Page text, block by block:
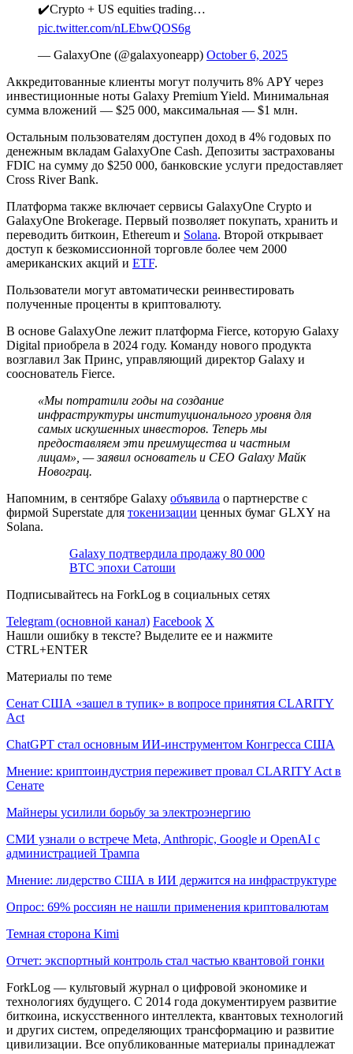
✔️Crypto + US equities trading…
pic.twitter.com/nLEbwQOS6g
— GalaxyOne (@galaxyoneapp) October 6, 2025
Аккредитованные клиенты могут получить 8% APY через
инвестиционные ноты Galaxy Premium Yield. Минимальная
сумма вложений — $25 000, максимальная — $1 млн.
Остальным пользователям доступен доход в 4% годовых по
денежным вкладам GalaxyOne Cash. Депозиты застрахованы
FDIC на сумму до $250 000, банковские услуги предоставляет
Cross River Bank.
Платформа также включает сервисы GalaxyOne Crypto и
GalaxyOne Brokerage. Первый позволяет покупать, хранить и
переводить биткоин, Ethereum и Solana. Второй открывает
доступ к безкомиссионной торговле более чем 2000
американских акций и ETF.
Пользователи могут автоматически реинвестировать
полученные проценты в криптовалюту.
В основе GalaxyOne лежит платформа Fierce, которую Galaxy
Digital приобрела в 2024 году. Команду нового продукта
возглавил Зак Принс, управляющий директор Galaxy и
сооснователь Fierce.
«Мы потратили годы на создание
инфраструктуры институционального уровня для
самых искушенных инвесторов. Теперь мы
предоставляем эти преимущества и частным
лицам», — заявил основатель и CEO Galaxy Майк
Новограц.
Напомним, в сентябре Galaxy объявила о партнерстве с
фирмой Superstate для токенизации ценных бумаг GLXY на
Solana.
Galaxy подтвердила продажу 80 000
BTC эпохи Сатоши
Подписывайтесь на ForkLog в социальных сетях
Telegram (основной канал) Facebook X
Нашли ошибку в тексте? Выделите ее и нажмите
CTRL+ENTER
Материалы по теме
Сенат США «зашел в тупик» в вопросе принятия CLARITY
Act
ChatGPT стал основным ИИ-инструментом Конгресса США
Мнение: криптоиндустрия переживет провал CLARITY Act в
Сенате
Майнеры усилили борьбу за электроэнергию
СМИ узнали о встрече Meta, Anthropic, Google и OpenAI с
администрацией Трампа
Мнение: лидерство США в ИИ держится на инфраструктуре
Опрос: 69% россиян не нашли применения криптовалютам
Темная сторона Kimi
Отчет: экспортный контроль стал частью квантовой гонки
ForkLog — культовый журнал о цифровой экономике и
технологиях будущего. С 2014 года документируем развитие
биткоина, искусственного интеллекта, квантовых технологий
и других систем, определяющих трансформацию и развитие
цивилизации. Все опубликованные материалы принадлежат